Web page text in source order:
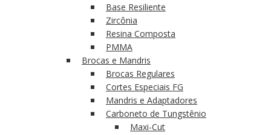
Base Resiliente
Zircônia
Resina Composta
PMMA
Brocas e Mandris
Brocas Regulares
Cortes Especiais FG
Mandris e Adaptadores
Carboneto de Tungstênio
Maxi-Cut